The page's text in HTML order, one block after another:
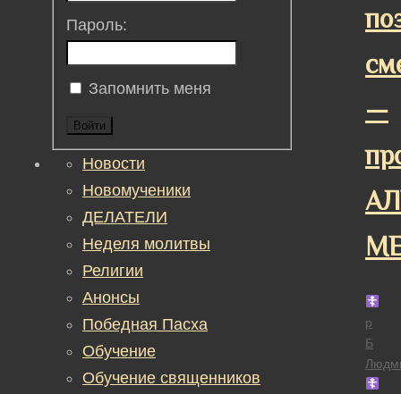
—
р
Б
Пароль:
Запомнить меня
Войти
Новости
Новомученики
ДЕЛАТЕЛИ
Неделя молитвы
Религии
Анонсы
Победная Пасха
Обучение
Обучение священников